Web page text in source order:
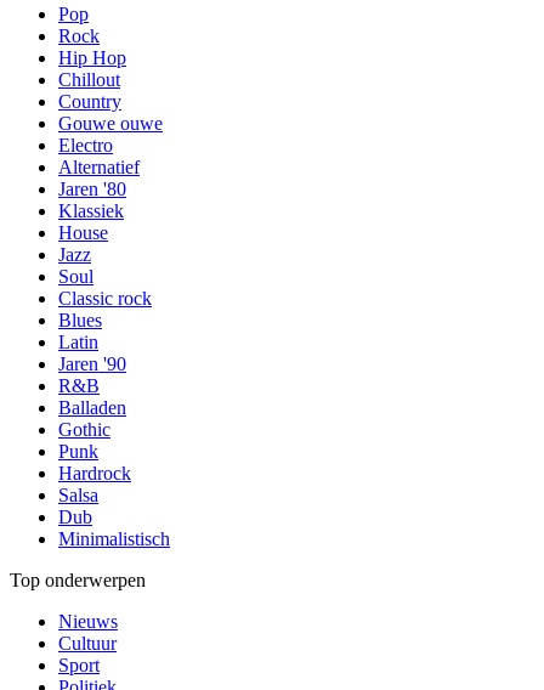
Pop
Rock
Hip Hop
Chillout
Country
Gouwe ouwe
Electro
Alternatief
Jaren '80
Klassiek
House
Jazz
Soul
Classic rock
Blues
Latin
Jaren '90
R&B
Balladen
Gothic
Punk
Hardrock
Salsa
Dub
Minimalistisch
Top onderwerpen
Nieuws
Cultuur
Sport